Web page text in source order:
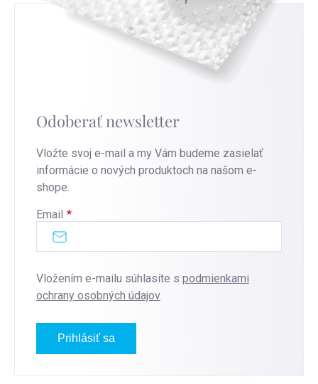
Odoberať newsletter
Vložte svoj e-mail a my Vám budeme zasielať
informácie o nových produktoch na našom e-
shope.
Email
Vložením e-mailu súhlasíte s podmienkami
ochrany osobných údajov
Prihlásiť sa